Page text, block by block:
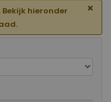
hieronder
×